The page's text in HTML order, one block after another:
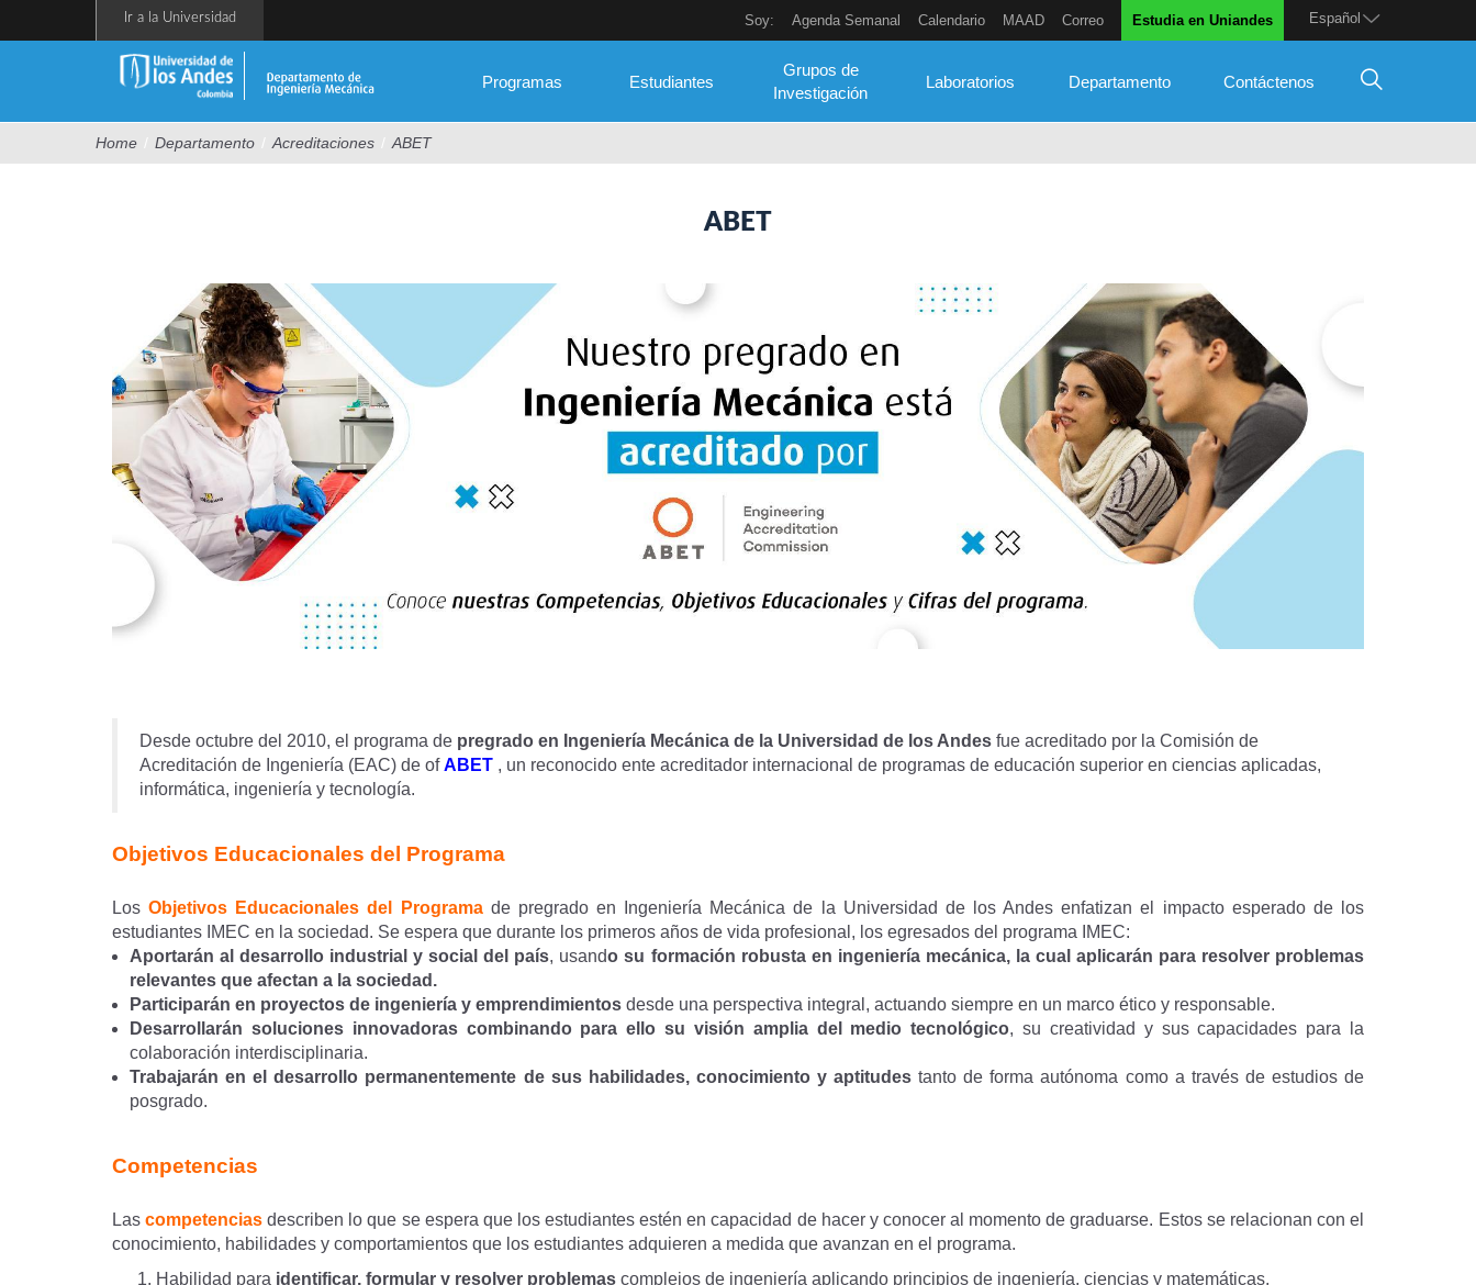
Español
Soy: Agenda Semanal Calendario MAAD Correo Estudia en Uniandes
Ir a la Universidad
Programas Estudiantes
Grupos de
Investigación
Laboratorios Departamento Contáctenos
Home / Departamento / Acreditaciones / ABET
ABET
Desde octubre del 2010, el programa de pregrado en Ingeniería Mecánica de la Universidad de los Andes fue acreditado por la Comisión de
Acreditación de Ingeniería (EAC) de ofABET , un reconocido ente acreditador internacional de programas de educación superior en ciencias aplicadas,
informática, ingeniería y tecnología.
Objetivos Educacionales del Programa
LosObjetivos Educacionales del Programade pregrado en Ingeniería Mecánica de la Universidad de los Andes enfatizan el impacto esperado de los
estudiantes IMEC en la sociedad. Se espera que durante los primeros años de vida profesional, los egresados del programa IMEC:
Aportarán al desarrollo industrial y social del país, usando su formación robusta en ingeniería mecánica, la cual aplicarán para resolver problemas
relevantes que afectan a la sociedad.
Participarán en proyectos de ingeniería y emprendimientos desde una perspectiva integral, actuando siempre en un marco ético y responsable.
Desarrollarán soluciones innovadoras combinando para ello su visión amplia del medio tecnológico, su creatividad y sus capacidades para la
colaboración interdisciplinaria.
Trabajarán en el desarrollo permanentemente de sus habilidades, conocimiento y aptitudestanto de forma autónoma como a través de estudios de
posgrado.
Competencias
Lascompetencias describen lo que se espera que los estudiantes estén en capacidad de hacer y conocer al momento de graduarse. Estos se relacionan con el
conocimiento, habilidades y comportamientos que los estudiantes adquieren a medida que avanzan en el programa.
Habilidad para identificar, formular y resolver problemas complejos de ingeniería aplicando principios de ingeniería, ciencias y matemáticas.